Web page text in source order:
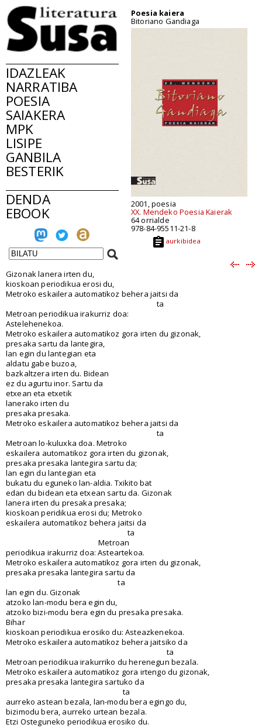
IDAZLEAK
NARRATIBA
POESIA
SAIAKERA
MPK
LISIPE
GANBILA
BESTERIK
DENDA
EBOOK
Poesia kaiera
Bitoriano Gandiaga
2001, poesia
XX. Mendeko Poesia Kaierak
64 orrialde
978-84-95511-21-8
aurkibidea
Gizonak lanera irten du,
kioskoan periodikua erosi du,
Metroko eskailera automatikoz behera jaitsi da
ta
Metroan periodikua irakurriz doa:
Astelehenekoa.
Metroko eskailera automatikoz gora irten du gizonak,
presaka sartu da lantegira,
lan egin du lantegian eta
aldatu gabe buzoa,
bazkaltzera irten du. Bidean
ez du agurtu inor. Sartu da
etxean eta etxetik
lanerako irten du
presaka presaka.
Metroko eskailera automatikoz behera jaitsi da
ta
Metroan lo-kuluxka doa. Metroko
eskailera automatikoz gora irten du gizonak,
presaka presaka lantegira sartu da;
lan egin du lantegian eta
bukatu du eguneko lan-aldia. Txikito bat
edan du bidean eta etxean sartu da. Gizonak
lanera irten du presaka presaka;
kioskoan peridikua erosi du; Metroko
eskailera automatikoz behera jaitsi da
ta
Metroan
periodikua irakurriz doa: Asteartekoa.
Metroko eskailera automatikoz gora irten du gizonak,
presaka presaka lantegira sartu da
ta
lan egin du. Gizonak
atzoko lan-modu bera egin du,
atzoko bizi-modu bera egin du presaka presaka.
Bihar
kioskoan periodikua erosiko du: Asteazkenekoa.
Metroko eskailera automatikoz behera jaitsiko da
ta
Metroan periodikua irakurriko du herenegun bezala.
Metroko eskailera automatikoz gora irtengo du gizonak,
presaka presaka lantegira sartuko da
ta
aurreko astean bezala, lan-modu bera egingo du,
bizimodu bera, aurreko urtean bezala.
Etzi Osteguneko periodikua erosiko du.